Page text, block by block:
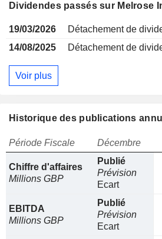
Dividendes passés sur Melrose
19/03/2026
Détachement de
14/08/2025
Détachement de
Voir plus
Historique des publications
Période Fiscale Décembre
Chiffre d'affaires
Millions GBP
Publié
Prévision
Ecart
EBITDA
Millions GBP
Publié
Prévision
Ecart